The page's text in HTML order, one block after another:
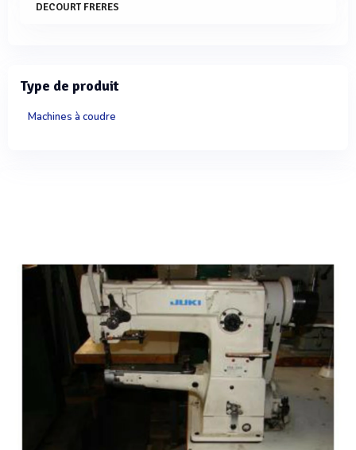
DECOURT FRERES
Type de produit
Machines à coudre